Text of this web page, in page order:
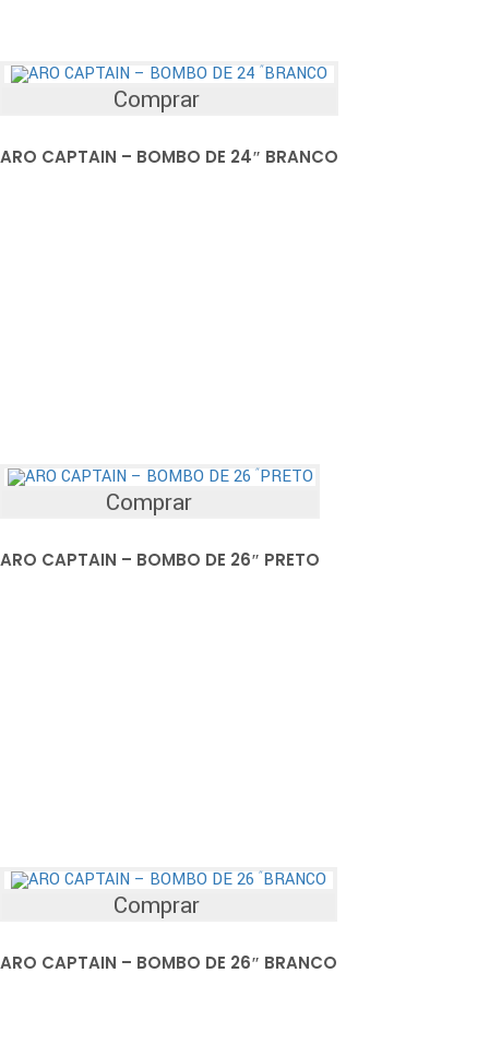
Comprar
ARO CAPTAIN – BOMBO DE 24″ BRANCO
Comprar
ARO CAPTAIN – BOMBO DE 26″ PRETO
Comprar
ARO CAPTAIN – BOMBO DE 26″ BRANCO